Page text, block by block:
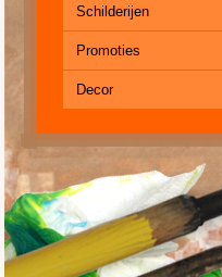
Schilderijen
Promoties
Decor